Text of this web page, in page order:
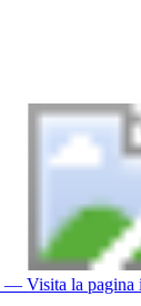
— Visita la pagina